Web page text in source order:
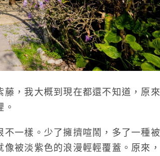
藤，我大概到現在都還不知道，原來
一樣。少了擁擠喧鬧，多了一種被
被淡紫色的浪漫輕輕覆蓋。原來，